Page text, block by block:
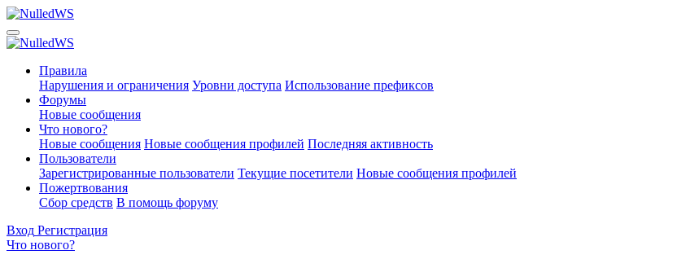
Правила
Нарушения и ограничения Уровни доступа Использование префиксов
Форумы
Новые сообщения
Что нового?
Новые сообщения Новые сообщения профилей Последняя активность
Пользователи
Зарегистрированные пользователи Текущие посетители Новые сообщения профилей
Пожертвования
Сбор средств В помощь форуму
Вход Регистрация
Что нового?